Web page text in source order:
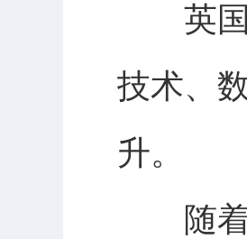
英国
技术、
升。
随着